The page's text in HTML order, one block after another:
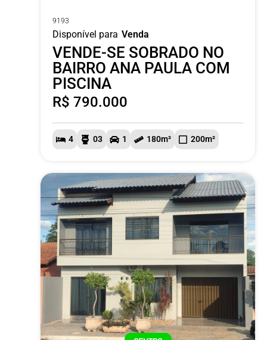
9193
Disponível para Venda
VENDE-SE SOBRADO NO
BAIRRO ANA PAULA COM
PISCINA
R$ 790.000
4 03 1 180m² 200m²